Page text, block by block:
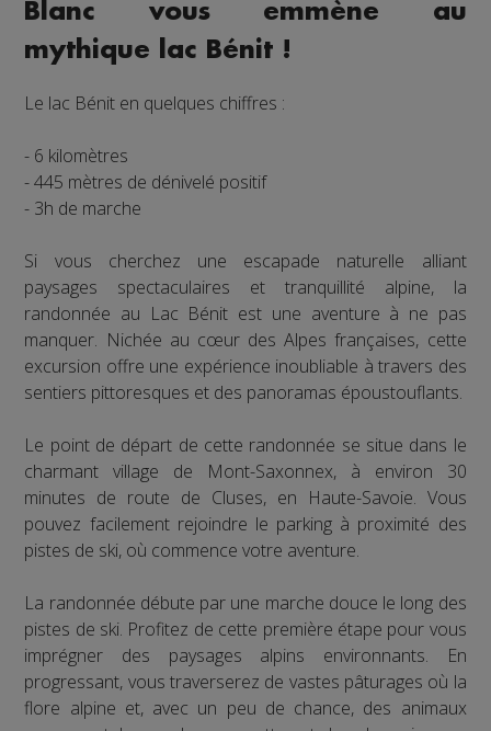
Blanc vous emmène au
mythique lac Bénit !
Le lac Bénit en quelques chiffres :
- 6 kilomètres
- 445 mètres de dénivelé positif
- 3h de marche
Si vous cherchez une escapade naturelle alliant
paysages spectaculaires et tranquillité alpine, la
randonnée au Lac Bénit est une aventure à ne pas
manquer. Nichée au cœur des Alpes françaises, cette
excursion offre une expérience inoubliable à travers des
sentiers pittoresques et des panoramas époustouflants.
Le point de départ de cette randonnée se situe dans le
charmant village de Mont-Saxonnex, à environ 30
minutes de route de Cluses, en Haute-Savoie. Vous
pouvez facilement rejoindre le parking à proximité des
pistes de ski, où commence votre aventure.
La randonnée débute par une marche douce le long des
pistes de ski. Profitez de cette première étape pour vous
imprégner des paysages alpins environnants. En
progressant, vous traverserez de vastes pâturages où la
flore alpine et, avec un peu de chance, des animaux